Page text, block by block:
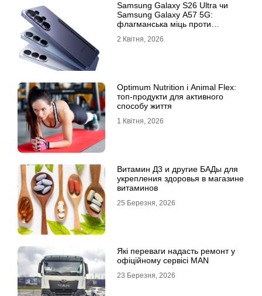
Samsung Galaxy S26 Ultra чи
Samsung Galaxy A57 5G:
флагманська міць проти
2 Квітня, 2026
Optimum Nutrition і Animal Flex:
топ-продукти для активного
способу життя
1 Квітня, 2026
Витамин Д3 и другие БАДы для
укрепления здоровья в магазине
витаминов
25 Березня, 2026
Які переваги надасть ремонт у
офіційному сервісі MAN
23 Березня, 2026